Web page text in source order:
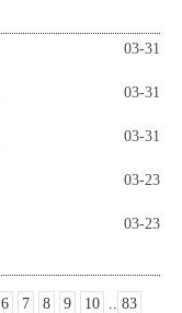
03-31
03-31
03-31
03-23
03-23
6 7 8 9 10 .. 83